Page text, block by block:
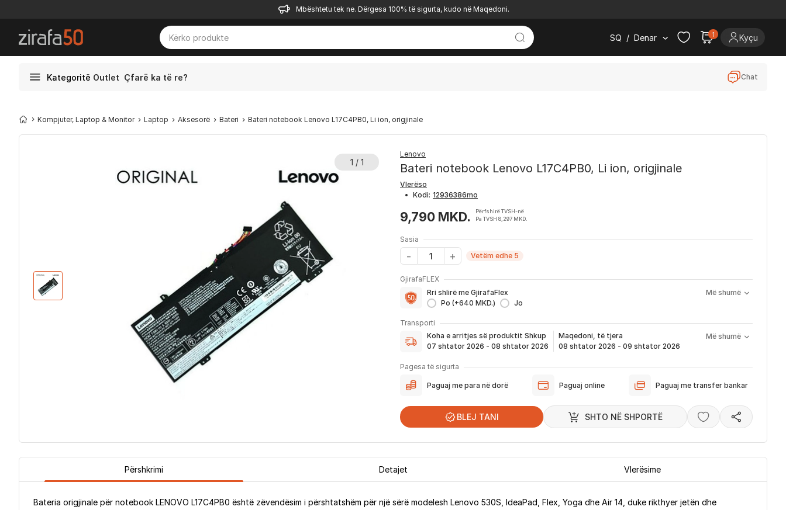
Mbështetu tek ne. Dërgesa 100% të sigurta, kudo në Maqedoni.
SQ / Denar 1 Kyçu
Kategoritë Outlet Çfarë ka të re? Chat
Kompjuter, Laptop & Monitor Laptop Aksesorë Bateri Bateri notebook Lenovo L17C4PB0, Li ion, origjinale
1 / 1
Lenovo
Bateri notebook Lenovo L17C4PB0, Li ion, origjinale
Vlerëso
• Kodi:
9,790 MKD.
Përfshirë TVSH-në
Pa TVSH 8,297 MKD.
Sasia
Vetëm edhe 5
GjirafaFLEX
Rri shlirë me GjirafaFlex
Po (+640 MKD.)
Jo
Më shumë
Me GjirafaFLEX përfitoni:
-Prioritetpër zgjidhjen e çdo problemi me produktin brenda 1 viti nga blerja
- Kontakt brenda
për servisim, zëvendësim apo kthim
- Pranim dhe dërgim me postë të produktit të servisuarpa pagesë
Transporti
Koha e arritjes së produktit Shkup
07 shtator 2026 - 08 shtator 2026
Maqedoni, të tjera
08 shtator 2026 - 09 shtator 2026
Më shumë
dhe njoftimit për verifikim që ju e pranoni përmes email-it apo SMS-it.
Nëse porosia bëhet tani, produkti arrin sipas afatit kohor të vendosur më lartë. Ju do të
njoftoheni në vazhdimësi përmes emailit rreth vendndodhjes së porosisë suaj, duke
për te ju.
*Në 99% të rasteve, produktet arrijnë sipas parashikimit të vendosur më lartë. Ju lusim të keni parasysh
Pagesa të sigurta
Paguaj me para në dorë Paguaj online Paguaj me transfer bankar
BLEJ TANI SHTO NË SHPORTË
Përshkrimi Detajet Vlerësime
Bateria origjinale për notebook LENOVO L17C4PB0 është zëvendësim i përshtatshëm për një sërë modelesh Lenovo 530S, IdeaPad, Flex, Yoga dhe Air 14, duke rikthyer jetën dhe